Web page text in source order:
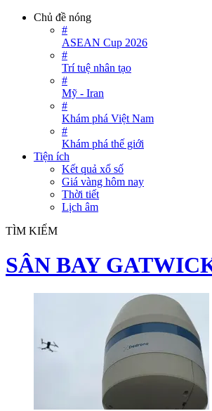
Chủ đề nóng
#
ASEAN Cup 2026
#
Trí tuệ nhân tạo
#
Mỹ - Iran
#
Khám phá Việt Nam
#
Khám phá thế giới
Tiện ích
Kết quả xổ số
Giá vàng hôm nay
Thời tiết
Lịch âm
TÌM KIẾM
SÂN BAY